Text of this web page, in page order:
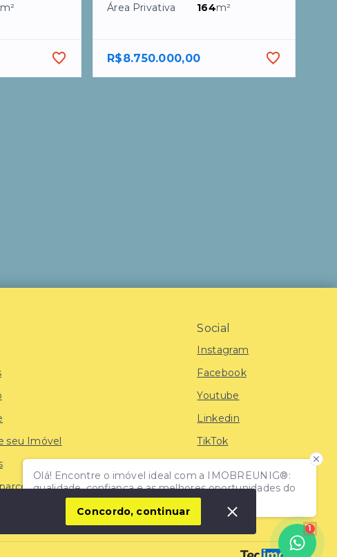
m²
Área Privativa
164m²
R$8.750.000,00
Olá! Encontre o imóvel ideal com a IMOBREUNIG®:
qualidade, confiança e as melhores oportunidades do
mercado!
1
seu Imóvel
Social
Instagram
Facebook
Youtube
Linkedin
TikTok
Concordo, continuar